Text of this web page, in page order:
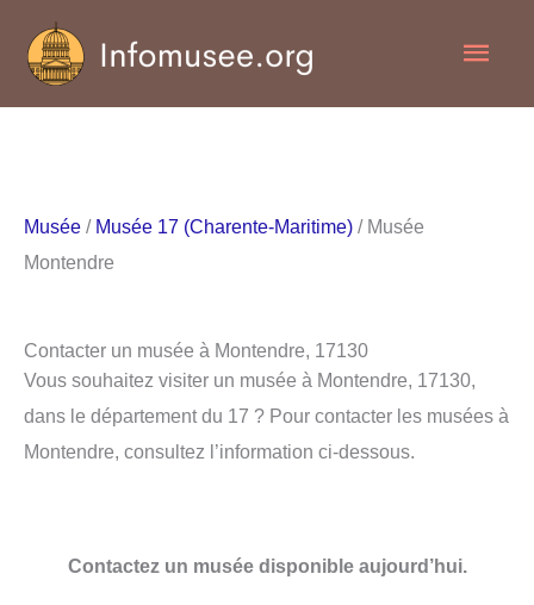
contenu
Musée / Musée 17 (Charente-Maritime) / Musée
Montendre
Contacter un musée à Montendre, 17130
Vous souhaitez visiter un musée à Montendre, 17130,
dans le département du 17 ? Pour contacter les musées à
Montendre, consultez l’information ci-dessous.
Contactez un musée disponible aujourd’hui.